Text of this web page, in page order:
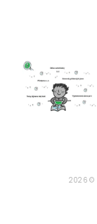
2026 ©